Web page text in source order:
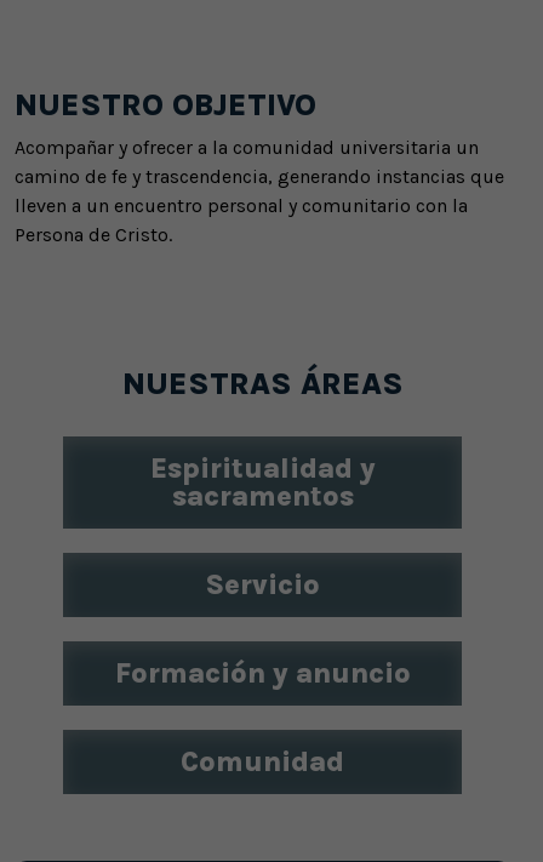
NUESTRO OBJETIVO
Acompañar y ofrecer a la comunidad universitaria un
camino de fe y trascendencia, generando instancias que
lleven a un encuentro personal y comunitario con la
Persona de Cristo.
NUESTRAS ÁREAS
Espiritualidad y
sacramentos
Servicio
Formación y anuncio
Comunidad